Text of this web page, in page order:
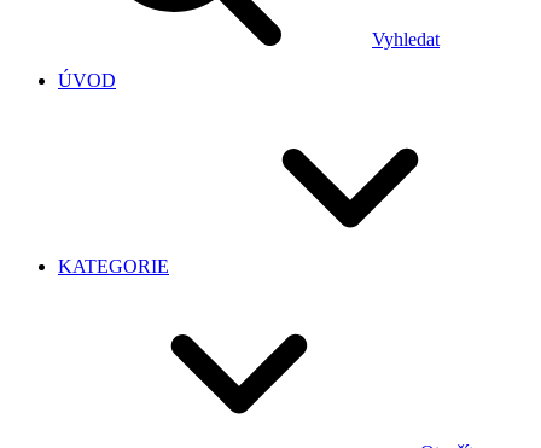
Vyhledat
ÚVOD
KATEGORIE